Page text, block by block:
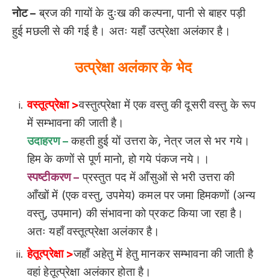
नोट – ब्रज की गायों के दुःख की कल्पना, पानी से बाहर पड़ी
हुई मछली से की गई है। अतः यहाँ उत्प्रेक्षा अलंकार है।
उत्प्रेक्षा अलंकार के भेद
वस्तूत्प्रेक्षा >वस्तुत्प्रेक्षा में एक वस्तु की दूसरी वस्तु के रूप
में सम्भावना की जाती है।
उदाहरण –कहती हुई यों उत्तरा के, नेत्र जल से भर गये।
हिम के कणों से पूर्ण मानो, हो गये पंकज नये।।
स्पष्टीकरण – प्रस्तुत पद में आँसुओं से भरी उत्तरा की
आँखों में (एक वस्तु, उपमेय) कमल पर जमा हिमकणों (अन्य
वस्तु, उपमान) की संभावना को प्रकट किया जा रहा है।
अतः यहाँ वस्तूत्प्रेक्षा अलंकार है।
हेतूत्प्रेक्षा >जहाँ अहेतु में हेतु मानकर सम्भावना की जाती है
वहां हेतूत्प्रेक्षा अलंकार होता है।